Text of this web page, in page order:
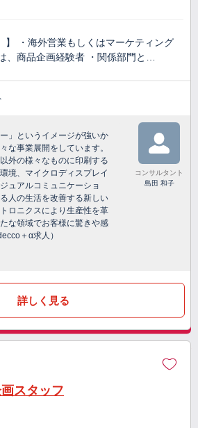
】 ・海外営業もしくはマーケティング
、商品企画経験者 ・関係部門と…
」というイメージが強いか
な事業展開をしています。
外の様々なものに印刷する
境、マイクロディスプレイ
ュアルコミュニケーショ
人の生活を改善する新しい
ロニクスにより生産性を革
な領域でお客様に驚きや感
＋α求人）
コンサルタント
島田 和子
詳しく見る
画スタッフ